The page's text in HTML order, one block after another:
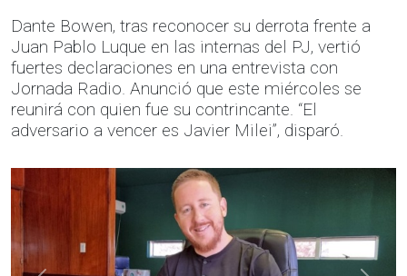
Dante Bowen, tras reconocer su derrota frente a
Juan Pablo Luque en las internas del PJ, vertió
fuertes declaraciones en una entrevista con
Jornada Radio. Anunció que este miércoles se
reunirá con quien fue su contrincante. “El
adversario a vencer es Javier Milei”, disparó.